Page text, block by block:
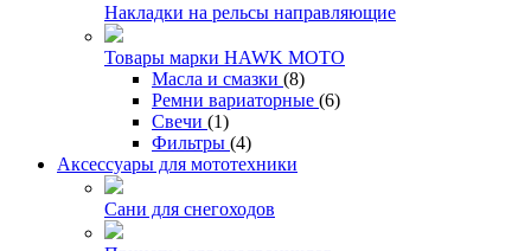
Накладки на рельсы направляющие
Товары марки HAWK MOTO
Масла и смазки (8)
Ремни вариаторные (6)
Свечи (1)
Фильтры (4)
Аксессуары для мототехники
Сани для снегоходов